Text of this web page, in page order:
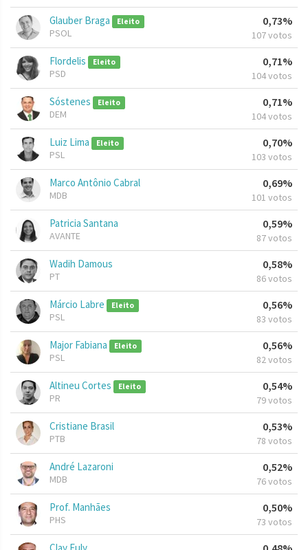
Glauber Braga Eleito
PSOL
0,73%
107 votos
Flordelis Eleito
PSD
0,71%
104 votos
Sóstenes Eleito
DEM
0,71%
104 votos
Luiz Lima Eleito
PSL
0,70%
103 votos
Marco Antônio Cabral
MDB
0,69%
101 votos
Patricia Santana
AVANTE
0,59%
87 votos
Wadih Damous
PT
0,58%
86 votos
Márcio Labre Eleito
PSL
0,56%
83 votos
Major Fabiana Eleito
PSL
0,56%
82 votos
Altineu Cortes Eleito
PR
0,54%
79 votos
Cristiane Brasil
PTB
0,53%
78 votos
André Lazaroni
MDB
0,52%
76 votos
Prof. Manhães
PHS
0,50%
73 votos